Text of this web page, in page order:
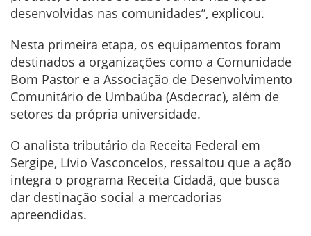
desenvolvidas nas comunidades”, explicou.
Nesta primeira etapa, os equipamentos foram
destinados a organizações como a Comunidade
Bom Pastor e a Associação de Desenvolvimento
Comunitário de Umbaúba (Asdecrac), além de
setores da própria universidade.
O analista tributário da Receita Federal em
Sergipe, Lívio Vasconcelos, ressaltou que a ação
integra o programa Receita Cidadã, que busca
dar destinação social a mercadorias
apreendidas.